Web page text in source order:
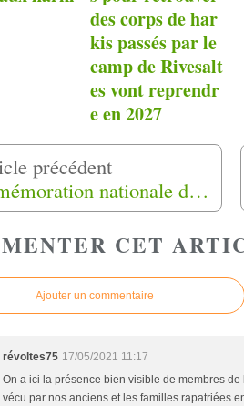
des corps de har
kis passés par le
camp de Rivesalt
es vont reprendr
e en 2027
Commémoration nationale de l'abandon des Harkis à à Rians, Saint Maximin, (83)
CET
Ajouter un commentaire
révoltes75 17/05/2021 11:17
On a ici la présence bien visible de membres
vécu par nos anciens et les familles rapatriées